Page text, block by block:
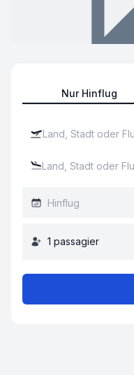
Nur Hinflug
1 passagier